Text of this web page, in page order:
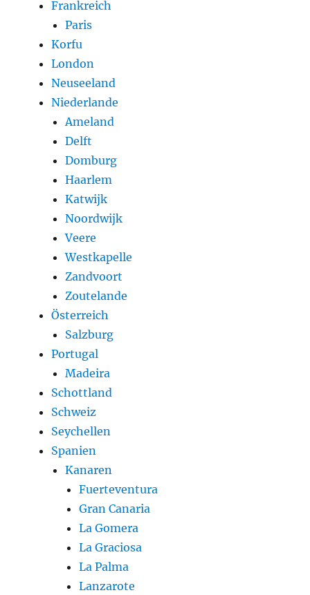
Frankreich
Paris
Korfu
London
Neuseeland
Niederlande
Ameland
Delft
Domburg
Haarlem
Katwijk
Noordwijk
Veere
Westkapelle
Zandvoort
Zoutelande
Österreich
Salzburg
Portugal
Madeira
Schottland
Schweiz
Seychellen
Spanien
Kanaren
Fuerteventura
Gran Canaria
La Gomera
La Graciosa
La Palma
Lanzarote